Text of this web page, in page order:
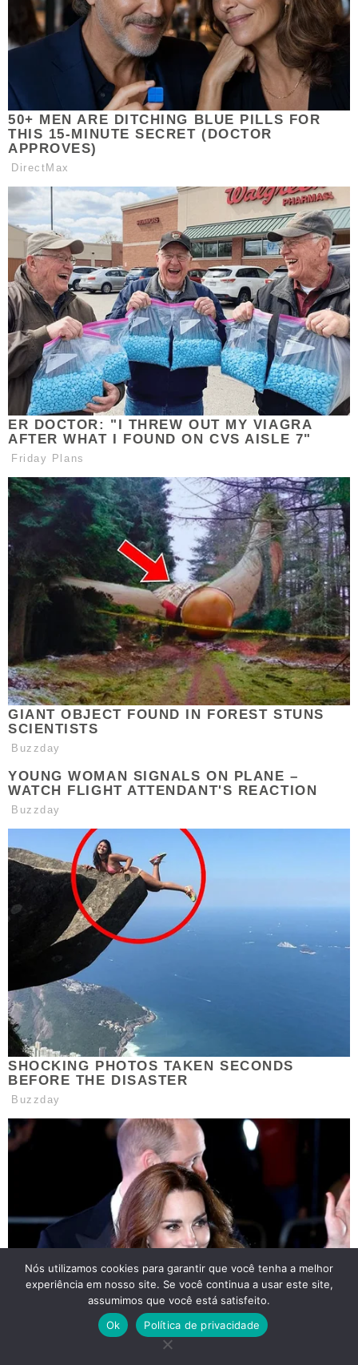
Nós utilizamos cookies para garantir que você tenha a melhor
experiência em nosso site. Se você continua a usar este site,
assumimos que você está satisfeito.
Ok
Política de privacidade